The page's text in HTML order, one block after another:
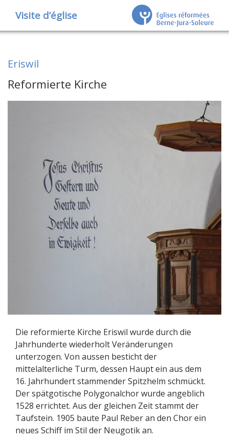
Visite d’église
Eriswil
Reformierte Kirche
Die reformierte Kirche Eriswil wurde durch die
Jahrhunderte wiederholt Veränderungen
unterzogen. Von aussen besticht der
mittelalterliche Turm, dessen Haupt ein aus dem
16. Jahrhundert stammender Spitzhelm schmückt.
Der spätgotische Polygonalchor wurde angeblich
1528 errichtet. Aus der gleichen Zeit stammt der
Taufstein. 1905 baute Paul Reber an den Chor ein
neues Schiff im Stil der Neugotik an.